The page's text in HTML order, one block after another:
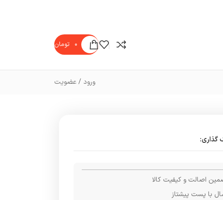
۰ تومان
ورود / عضویت
گذاری:
اصالت و کیفیت کالا
با پست پیشتاز